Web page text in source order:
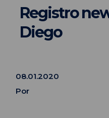
Registro
Diego
08.01.2020
Por